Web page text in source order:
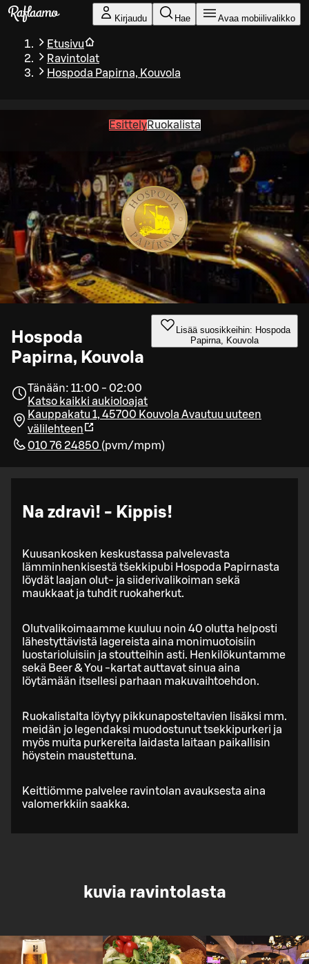
Siirry pääsisältöön
Kirjaudu Hae Avaa mobiilivalikko
Etusivu
Ravintolat
Hospoda Papirna, Kouvola
EsittelyRuokalista
Hospoda
Papirna, Kouvola
Lisää suosikkeihin: Hospoda
Papirna, Kouvola
Tänään: 11:00 - 02:00
Katso kaikki aukioloajat
Kauppakatu 1, 45700 Kouvola Avautuu uuteen
välilehteen
010 76 24850 (pvm/mpm)
Na zdravì! - Kippis!
Kuusankosken keskustassa palvelevasta
lämminhenkisestä tšekkipubi Hospoda Papirnasta
löydät laajan olut- ja siiderivalikoiman sekä
maukkaat ja tuhdit ruokaherkut.
Olutvalikoimaamme kuuluu noin 40 olutta helposti
lähestyttävistä lagereista aina monimuotoisiin
luostarioluisiin ja stoutteihin asti. Henkilökuntamme
sekä Beer & You -kartat auttavat sinua aina
löytämään itsellesi parhaan makuvaihtoehdon.
Ruokalistalta löytyy pikkunaposteltavien lisäksi mm.
meidän jo legendaksi muodostunut tsekkipurkeri ja
myös muita purkereita laidasta laitaan paikallisin
höystein maustettuna.
Keittiömme palvelee ravintolan avauksesta aina
valomerkkiin saakka.
kuvia ravintolasta